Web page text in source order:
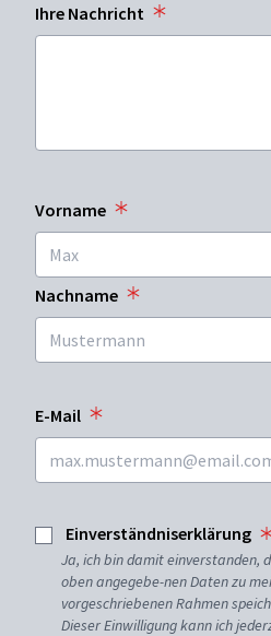
Ihre Nachricht
Vorname
Nachname
E-Mail
Einverständniserklärung
Ja, ich bin damit einverstanden,
oben angegebe-nen Daten zu
vorgeschriebenen Rahmen
Dieser Einwilligung kann ich